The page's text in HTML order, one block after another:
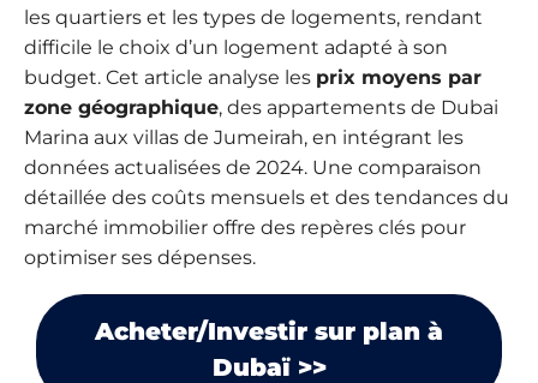
les quartiers et les types de logements, rendant
difficile le choix d’un logement adapté à son
budget. Cet article analyse les prix moyens par
zone géographique, des appartements de Dubai
Marina aux villas de Jumeirah, en intégrant les
données actualisées de 2024. Une comparaison
détaillée des coûts mensuels et des tendances du
marché immobilier offre des repères clés pour
optimiser ses dépenses.
Acheter/Investir sur plan à
Dubaï >>